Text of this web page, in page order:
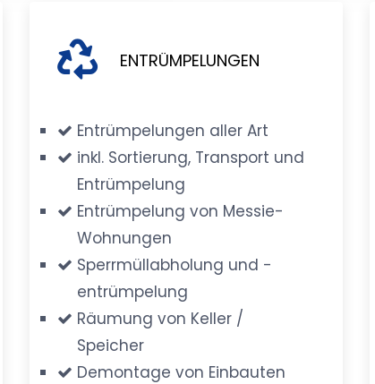
ENTRÜMPELUNGEN
Entrümpelungen aller Art
inkl. Sortierung, Transport und
Entrümpelung
Entrümpelung von Messie-
Wohnungen
Sperrmüllabholung und -
entrümpelung
Räumung von Keller /
Speicher
Demontage von Einbauten